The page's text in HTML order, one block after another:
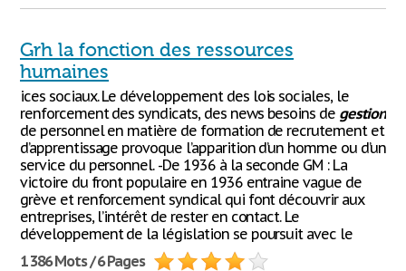
Grh la fonction des ressources
humaines
ices sociaux. Le développement des lois sociales, le
renforcement des syndicats, des news besoins de gestion
de personnel en matière de formation de recrutement et
d’apprentissage provoque l’apparition d’un homme ou d’un
service du personnel. -De 1936 à la seconde GM : La
victoire du front populaire en 1936 entraine vague de
grève et renforcement syndical qui font découvrir aux
entreprises, l’intérêt de rester en contact. Le
développement de la législation se poursuit avec le
1 386 Mots / 6 Pages